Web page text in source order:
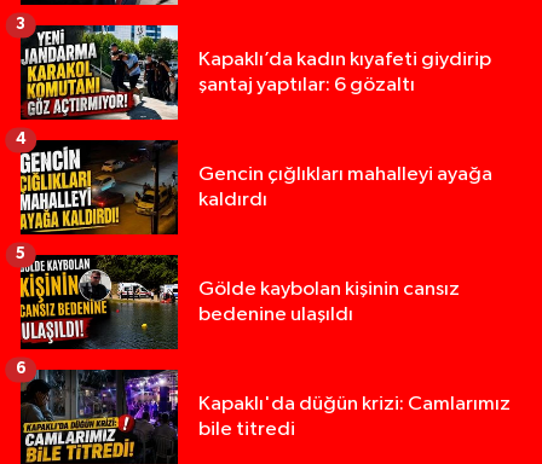
Kapaklı’da kadın kıyafeti giydirip
şantaj yaptılar: 6 gözaltı
3
Gencin çığlıkları mahalleyi ayağa
kaldırdı
4
Gölde kaybolan kişinin cansız
bedenine ulaşıldı
5
Kapaklı'da düğün krizi: Camlarımız
bile titredi
6